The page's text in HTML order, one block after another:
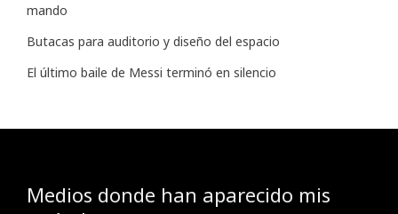
mando
Butacas para auditorio y diseño del espacio
El último baile de Messi terminó en silencio
Medios donde han aparecido mis